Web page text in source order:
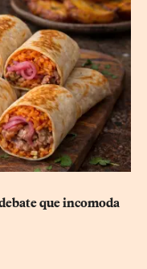
que incomoda